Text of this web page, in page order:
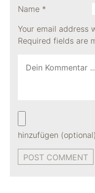
Your email address
Required fields are
Name *
hinzufügen (optional)